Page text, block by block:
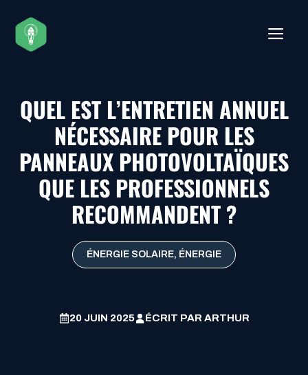
contenu
QUEL EST L’ENTRETIEN ANNUEL
NÉCESSAIRE POUR LES
PANNEAUX PHOTOVOLTAÏQUES
QUE LES PROFESSIONNELS
RECOMMANDENT ?
ÉNERGIE SOLAIRE, ÉNERGIE
20 JUIN 2025 ÉCRIT PAR ARTHUR